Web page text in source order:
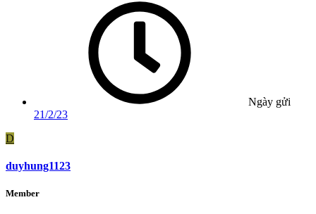
Ngày gửi
21/2/23
D
duyhung1123
Member